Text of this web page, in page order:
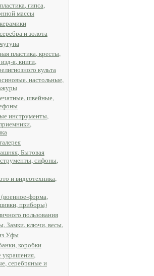
гипса,
массы
и золота
пластика, кресты,
я, книги,
культа
настольные,
швейные,
инструменты,
Бытовая
сифоны,
и видеотехника,
форма,
приборы)
пользования
Замки, ключи, весы,
Уфы
коробки
серебряные и